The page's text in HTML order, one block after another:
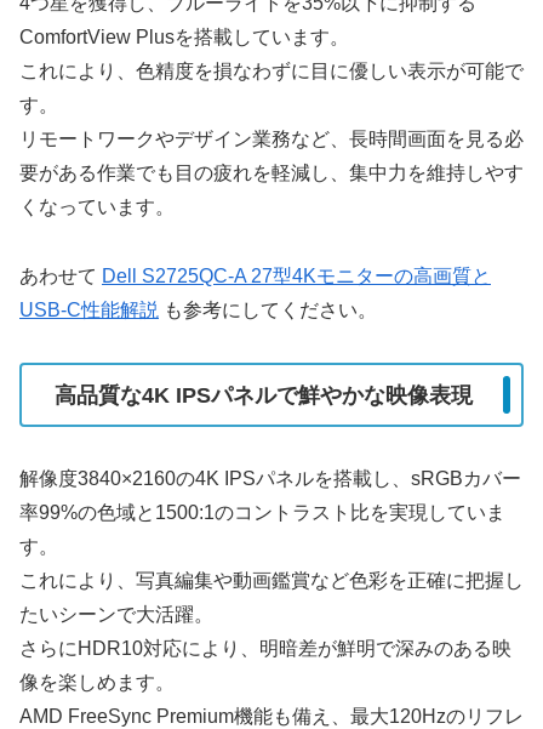
ComfortView Plusを搭載しています。
これにより、色精度を損なわずに目に優しい表示が可能で
す。
リモートワークやデザイン業務など、長時間画面を見る必
要がある作業でも目の疲れを軽減し、集中力を維持しやす
くなっています。
あわせて Dell S2725QC-A 27型4Kモニターの高画質と
USB-C性能解説 も参考にしてください。
高品質な4K IPSパネルで鮮やかな映像表現
解像度3840×2160の4K IPSパネルを搭載し、sRGBカバー
率99%の色域と1500:1のコントラスト比を実現していま
す。
これにより、写真編集や動画鑑賞など色彩を正確に把握し
たいシーンで大活躍。
さらにHDR10対応により、明暗差が鮮明で深みのある映
像を楽しめます。
AMD FreeSync Premium機能も備え、最大120Hzのリフレ